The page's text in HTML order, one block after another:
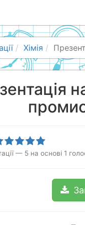
Хімія
— 5 на основі 1